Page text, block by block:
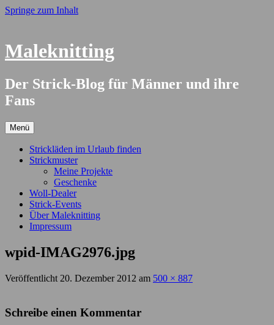
Springe zum Inhalt
Maleknitting
Der Strick-Blog für Männer und ihre
Fans
Menü
Strickläden im Urlaub finden
Strickmuster
Meine Projekte
Geschenke
Woll-Dealer
Strick-Events
Über Maleknitting
Impressum
wpid-IMAG2976.jpg
Veröffentlicht 20. Dezember 2012 am 500 × 887
Schreibe einen Kommentar